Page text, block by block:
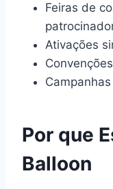
Feiras de
Ativações
Por que
Balloon